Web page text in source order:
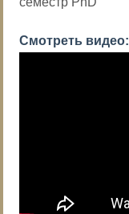
Смотреть видео: